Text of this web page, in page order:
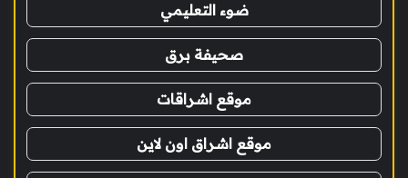
ضوء التعليمي
صحيفة برق
موقع اشراقات
موقع اشراق اون لاين